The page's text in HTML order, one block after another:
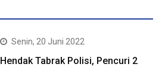
Senin, 20 Juni 2022
Hendak Tabrak Polisi, Pencuri 2